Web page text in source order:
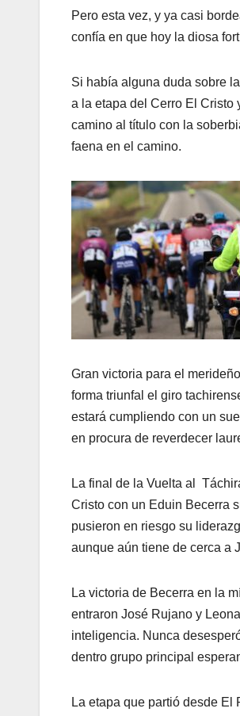
Pero esta vez, y ya casi
confía en que hoy la diosa
Si había alguna duda sobre
a la etapa del Cerro El Cristo
camino al título con la
faena en el camino.
Gran victoria para el
forma triunfal el giro
estará cumpliendo con un
en procura de reverdecer
La final de la Vuelta al
Cristo con un Eduin Becerra
pusieron en riesgo su
aunque aún tiene de cerca a
La victoria de Becerra en la
entraron José Rujano y
inteligencia. Nunca
dentro grupo principal
La etapa que partió desde